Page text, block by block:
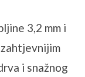
3,2 mm i
i snažnog